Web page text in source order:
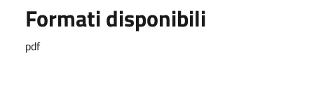
Formati disponibili
pdf